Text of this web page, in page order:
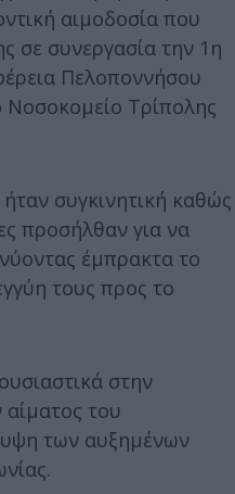
αιμοδοσία που
σε συνεργασία την 1η
Πελοποννήσου
Νοσοκομείο Τρίπολης
συγκινητική καθώς
προσήλθαν για να
έμπρακτα το
τους προς το
στην
του
των αυξημένων